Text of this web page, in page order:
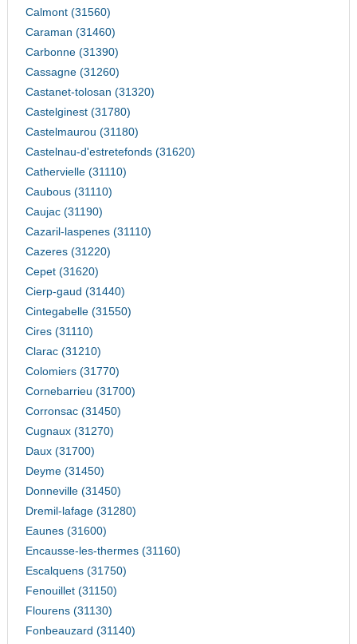
Calmont (31560)
Caraman (31460)
Carbonne (31390)
Cassagne (31260)
Castanet-tolosan (31320)
Castelginest (31780)
Castelmaurou (31180)
Castelnau-d'estretefonds (31620)
Cathervielle (31110)
Caubous (31110)
Caujac (31190)
Cazaril-laspenes (31110)
Cazeres (31220)
Cepet (31620)
Cierp-gaud (31440)
Cintegabelle (31550)
Cires (31110)
Clarac (31210)
Colomiers (31770)
Cornebarrieu (31700)
Corronsac (31450)
Cugnaux (31270)
Daux (31700)
Deyme (31450)
Donneville (31450)
Dremil-lafage (31280)
Eaunes (31600)
Encausse-les-thermes (31160)
Escalquens (31750)
Fenouillet (31150)
Flourens (31130)
Fonbeauzard (31140)